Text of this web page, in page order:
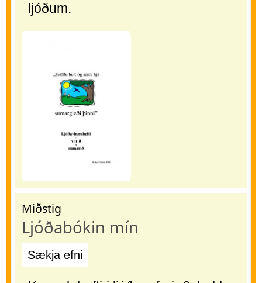
ljóðum.
Miðstig
Ljóðabókin mín
Sækja efni